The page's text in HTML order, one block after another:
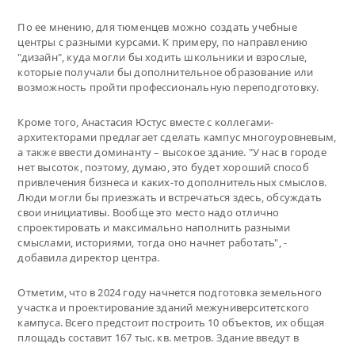
По ее мнению, для тюменцев можно создать учебные
центры с разными курсами. К примеру, по направлению
"дизайн", куда могли бы ходить школьники и взрослые,
которые получали бы дополнительное образование или
возможность пройти профессиональную переподготовку.
Кроме того, Анастасия Юстус вместе с коллегами-
архитекторами предлагает сделать кампус многоуровневым,
а также ввести доминанту – высокое здание. "У нас в городе
нет высоток, поэтому, думаю, это будет хороший способ
привлечения бизнеса и каких-то дополнительных смыслов.
Люди могли бы приезжать и встречаться здесь, обсуждать
свои инициативы. Вообще это место надо отлично
спроектировать и максимально наполнить разными
смыслами, историями, тогда оно начнет работать", -
добавила директор центра.
Отметим, что в 2024 году начнется подготовка земельного
участка и проектирование зданий межуниверситетского
кампуса. Всего предстоит построить 10 объектов, их общая
площадь составит 167 тыс. кв. метров. Здание введут в